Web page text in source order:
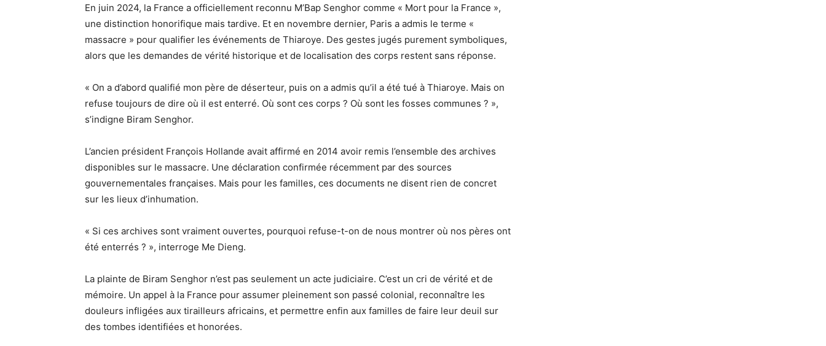
En juin 2024, la France a officiellement reconnu M’Bap Senghor comme « Mort pour la France »,
une distinction honorifique mais tardive. Et en novembre dernier, Paris a admis le terme «
massacre » pour qualifier les événements de Thiaroye. Des gestes jugés purement symboliques,
alors que les demandes de vérité historique et de localisation des corps restent sans réponse.
« On a d’abord qualifié mon père de déserteur, puis on a admis qu’il a été tué à Thiaroye. Mais on
refuse toujours de dire où il est enterré. Où sont ces corps ? Où sont les fosses communes ? »,
s’indigne Biram Senghor.
L’ancien président François Hollande avait affirmé en 2014 avoir remis l’ensemble des archives
disponibles sur le massacre. Une déclaration confirmée récemment par des sources
gouvernementales françaises. Mais pour les familles, ces documents ne disent rien de concret
sur les lieux d’inhumation.
« Si ces archives sont vraiment ouvertes, pourquoi refuse-t-on de nous montrer où nos pères ont
été enterrés ? », interroge Me Dieng.
La plainte de Biram Senghor n’est pas seulement un acte judiciaire. C’est un cri de vérité et de
mémoire. Un appel à la France pour assumer pleinement son passé colonial, reconnaître les
douleurs infligées aux tirailleurs africains, et permettre enfin aux familles de faire leur deuil sur
des tombes identifiées et honorées.